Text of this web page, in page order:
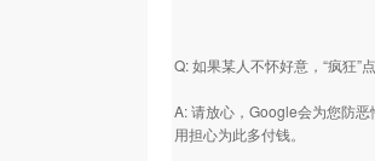
Q: 如果某人不怀好意，“疯狂”
A: 请放心，Google会为您防
用担心为此多付钱。